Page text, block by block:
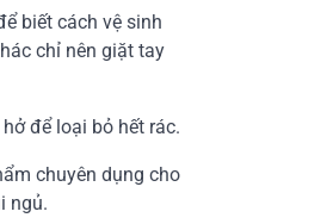
biết cách vệ sinh
chỉ nên giặt tay
để loại bỏ hết rác.
chuyên dụng cho
ngủ.